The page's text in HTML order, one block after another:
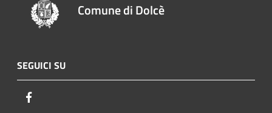
Comune di Dolcè
SEGUICI SU